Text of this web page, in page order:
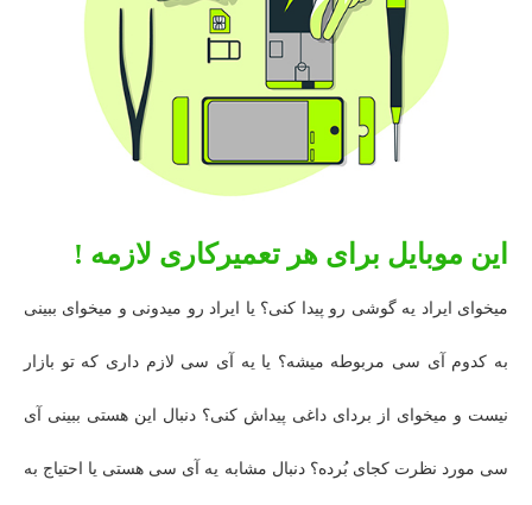
این موبایل برای هر تعمیرکاری لازمه !
میخوای ایراد یه گوشی رو پیدا کنی؟ یا ایراد رو میدونی و میخوای ببینی
به کدوم آی سی مربوطه میشه؟ یا یه آی سی لازم داری که تو بازار
نیست و میخوای از بردای داغی پیداش کنی؟ دنبال این هستی ببینی آی
سی مورد نظرت کجای بُرده؟ دنبال مشابه یه آی سی هستی یا احتیاج به